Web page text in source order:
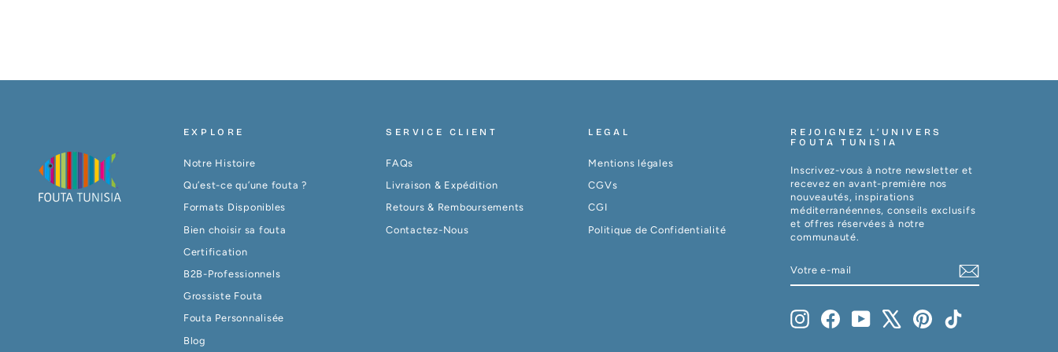
EXPLORE
Notre Histoire
Qu’est-ce qu’une fouta ?
Formats Disponibles
Bien choisir sa fouta
Certification
B2B-Professionnels
Grossiste Fouta
Fouta Personnalisée
Blog
SERVICE CLIENT
FAQs
Livraison & Expédition
Retours & Remboursements
Contactez-Nous
LEGAL
Mentions légales
CGVs
CGI
Politique de Confidentialité
REJOIGNEZ L’UNIVERS
FOUTA TUNISIA
Inscrivez-vous à notre newsletter et
recevez en avant-première nos
nouveautés, inspirations
méditerranéennes, conseils exclusifs
et offres réservées à notre
communauté.
E-
InstagramFacebookYouTube Pinterest